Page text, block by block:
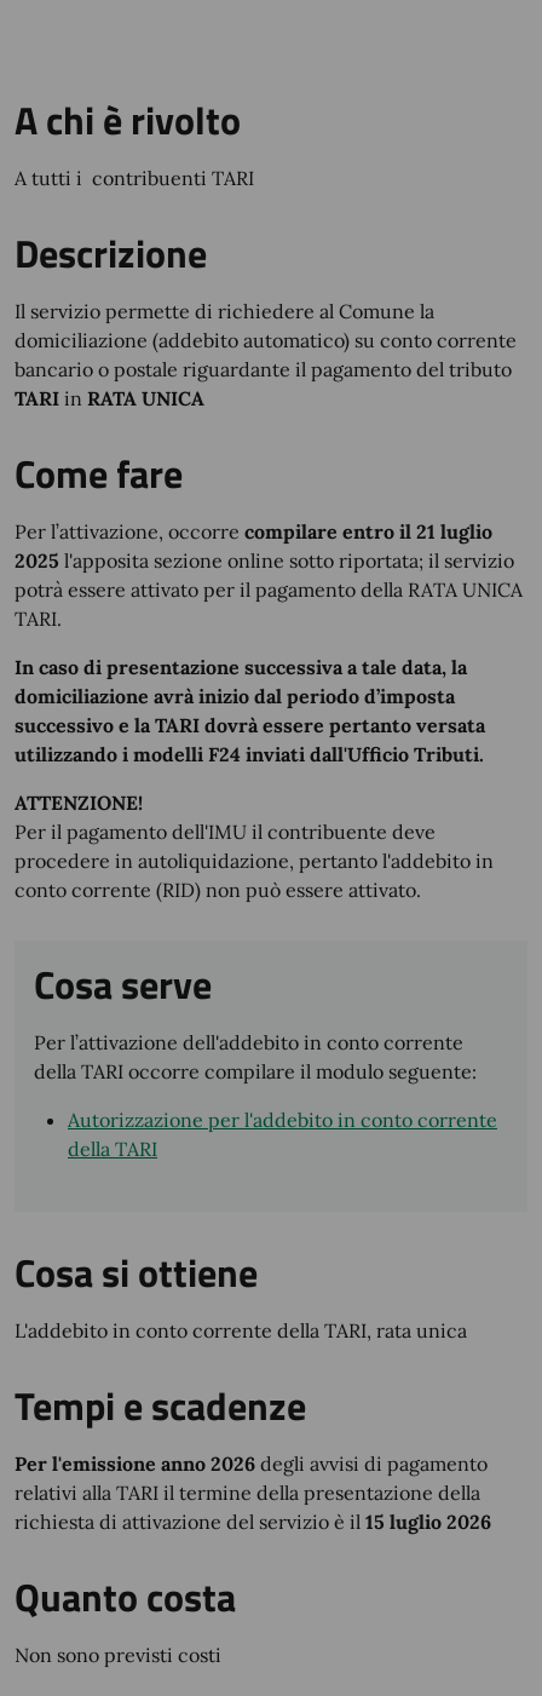
A chi è rivolto
A tutti i contribuenti TARI
Descrizione
Il servizio permette di richiedere al Comune la
domiciliazione (addebito automatico) su conto corrente
bancario o postale riguardante il pagamento del tributo
TARI in RATA UNICA
Come fare
Per l’attivazione, occorre compilare entro il 21 luglio
2025 l'apposita sezione online sotto riportata; il servizio
potrà essere attivato per il pagamento della RATA UNICA
TARI.
In caso di presentazione successiva a tale data, la
domiciliazione avrà inizio dal periodo d’imposta
successivo e la TARI dovrà essere pertanto versata
utilizzando i modelli F24 inviati dall'Ufficio Tributi.
ATTENZIONE!
Per il pagamento dell'IMU il contribuente deve
procedere in autoliquidazione, pertanto l'addebito in
conto corrente (RID) non può essere attivato.
Cosa serve
Per l’attivazione dell'addebito in conto corrente
della TARI occorre compilare il modulo seguente:
Autorizzazione per l'addebito in conto corrente
della TARI
Cosa si ottiene
L'addebito in conto corrente della TARI, rata unica
Tempi e scadenze
Per l'emissione anno 2026 degli avvisi di pagamento
relativi alla TARI il termine della presentazione della
richiesta di attivazione del servizio è il 15 luglio 2026
Quanto costa
Non sono previsti costi